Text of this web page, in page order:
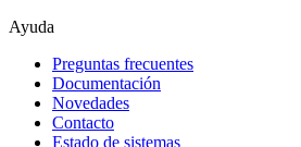
Ayuda
Preguntas frecuentes
Documentación
Novedades
Contacto
Estado de sistemas